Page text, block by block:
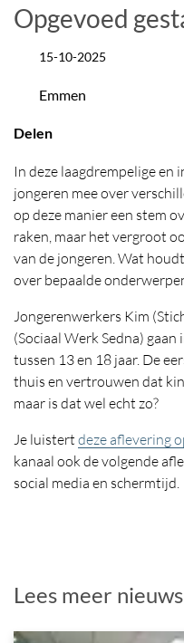
Opgevoed
Datum
15-10-2025
LocatieEmmen
Delen
In deze laagdrempelige
jongeren mee over
op deze manier een stem
raken, maar het vergroot
van de jongeren. Wat
over bepaalde
Jongerenwerkers Kim
(Sociaal Werk Sedna)
tussen 13 en 18 jaar. De
thuis en vertrouwen dat
maar is dat wel echt zo?
Je luistert deze aflevering
kanaal ook de volgende
social media en schermtijd.
Lees meer nieuws